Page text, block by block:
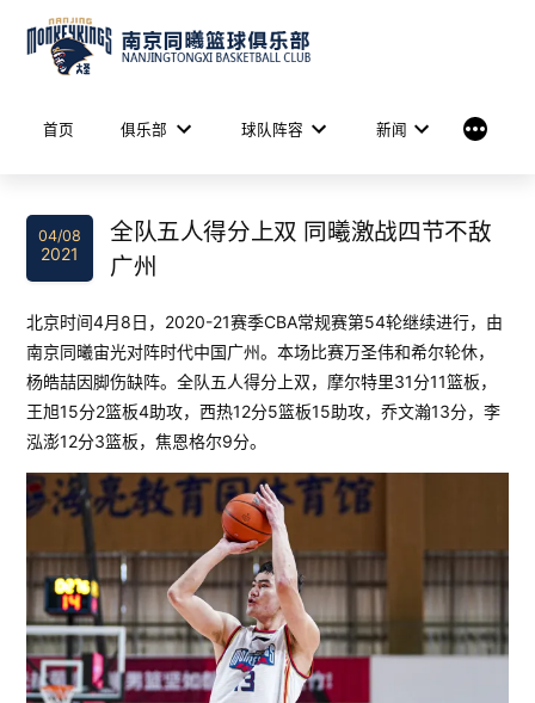
content
首页 俱乐部 球队阵容 新闻 More
04/08
2021
全队五人得分上双 同曦激战四节不敌
广州
北京时间4月8日，2020-21赛季CBA常规赛第54轮继续进行，由
南京同曦宙光对阵时代中国广州。本场比赛万圣伟和希尔轮休，
杨皓喆因脚伤缺阵。全队五人得分上双，摩尔特里31分11篮板，
王旭15分2篮板4助攻，西热12分5篮板15助攻，乔文瀚13分，李
泓澎12分3篮板，焦恩格尔9分。